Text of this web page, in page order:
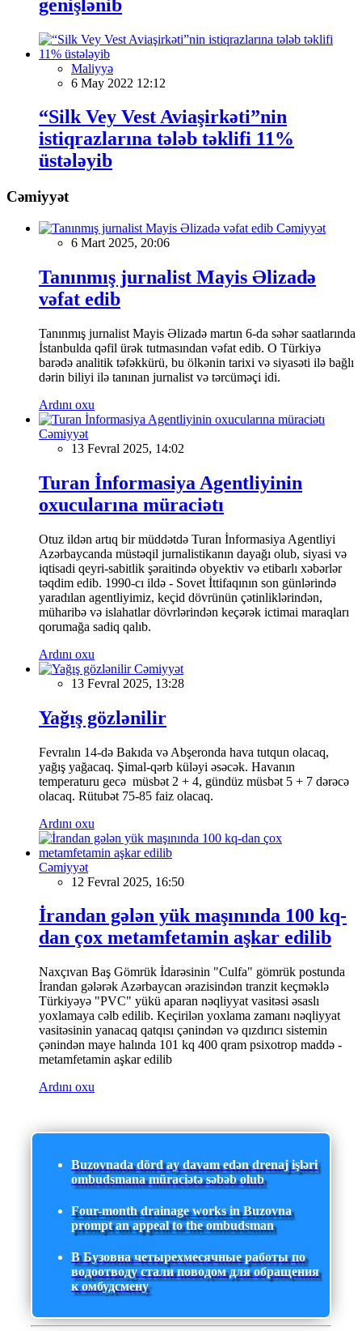
genişlənib
Maliyyə
6 May 2022 12:12
“Silk Vey Vest Aviaşirkəti”nin
istiqrazlarına tələb təklifi 11%
üstələyib
Cəmiyyət
Cəmiyyət
6 Mart 2025, 20:06
Tanınmış jurnalist Mayis Əlizadə
vəfat edib
Tanınmış jurnalist Mayis Əlizadə martın 6-da səhər saatlarında
İstanbulda qəfil ürək tutmasından vəfat edib. O Türkiyə
barədə analitik təfəkkürü, bu ölkənin tarixi və siyasəti ilə bağlı
dərin biliyi ilə tanınan jurnalist və tərcüməçi idi.
Ardını oxu
Cəmiyyət
13 Fevral 2025, 14:02
Turan İnformasiya Agentliyinin
oxucularına müraciətı
Otuz ildən artıq bir müddətdə Turan İnformasiya Agentliyi
Azərbaycanda müstəqil jurnalistikanın dayağı olub, siyasi və
iqtisadi qeyri-sabitlik şəraitində obyektiv və etibarlı xəbərlər
təqdim edib. 1990-cı ildə - Sovet İttifaqının son günlərində
yaradılan agentliyimiz, keçid dövrünün çətinliklərindən,
müharibə və islahatlar dövrlərindən keçərək ictimai maraqları
qorumağa sadiq qalıb.
Ardını oxu
Cəmiyyət
13 Fevral 2025, 13:28
Yağış gözlənilir
Fevralın 14-də Bakıda və Abşeronda hava tutqun olacaq,
yağış yağacaq. Şimal-qərb küləyi əsəcək. Havanın
temperaturu gecə müsbət 2 + 4, gündüz müsbət 5 + 7 dərəcə
olacaq. Rütubət 75-85 faiz olacaq.
Ardını oxu
Cəmiyyət
12 Fevral 2025, 16:50
İrandan gələn yük maşınında 100 kq-
dan çox metamfetamin aşkar edilib
Naxçıvan Baş Gömrük İdarəsinin "Culfa" gömrük postunda
İrandan gələrək Azərbaycan ərazisindən tranzit keçməklə
Türkiyəyə "PVC" yükü aparan nəqliyyat vasitəsi əsaslı
yoxlamaya cəlb edilib. Keçirilən yoxlama zamanı nəqliyyat
vasitəsinin yanacaq qatqısı çənindən və qızdırıcı sistemin
çənindən maye halında 101 kq 400 qram psixotrop maddə -
metamfetamin aşkar edilib
Ardını oxu
Buzovnada dörd ay davam edən drenaj işləri
ombudsmana müraciətə səbəb olub
Four-month drainage works in Buzovna
prompt an appeal to the ombudsman
В Бузовна четырехмесячные работы по
водоотводу стали поводом для обращения
к омбудсмену